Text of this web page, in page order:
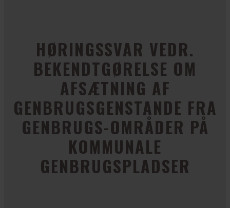
HØRINGSSVAR VEDR.
BEKENDTGØRELSE OM
AFSÆTNING AF
GENBRUGSGENSTANDE FRA
GENBRUGS-OMRÅDER PÅ
KOMMUNALE
GENBRUGSPLADSER